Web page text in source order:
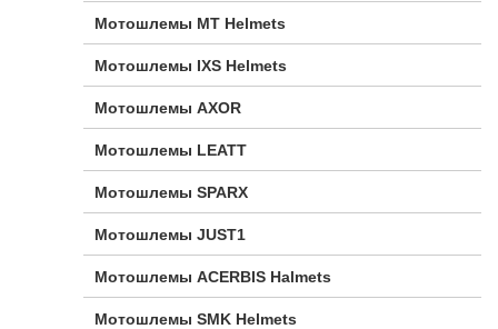
Мотошлемы MT Helmets
Мотошлемы IXS Helmets
Мотошлемы AXOR
Мотошлемы LEATT
Мотошлемы SPARX
Мотошлемы JUST1
Мотошлемы ACERBIS Halmets
Мотошлемы SMK Helmets